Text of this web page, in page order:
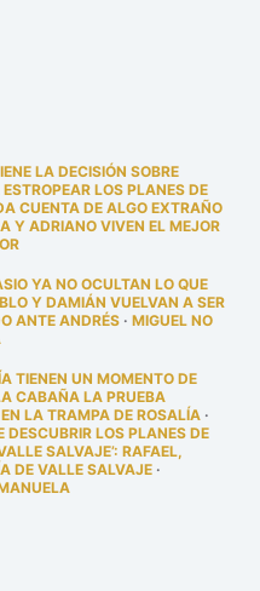
LA DECISIÓN SOBRE
LOS PLANES DE
CUENTA DE ALGO EXTRAÑO
Y ADRIANO VIVEN EL MEJOR
YA NO OCULTAN LO QUE
Y DAMIÁN VUELVAN A SER
ANTE ANDRÉS· MIGUEL NO
TIENEN UN MOMENTO DE
CABAÑA LA PRUEBA
LA TRAMPA DE ROSALÍA·
LOS PLANES DE
SALVAJE’: RAFAEL,
DE VALLE SALVAJE·